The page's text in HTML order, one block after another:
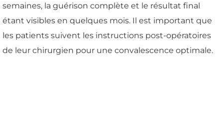
semaines, la guérison complète et le résultat final
étant visibles en quelques mois. Il est important que
les patients suivent les instructions post-opératoires
de leur chirurgien pour une convalescence optimale.